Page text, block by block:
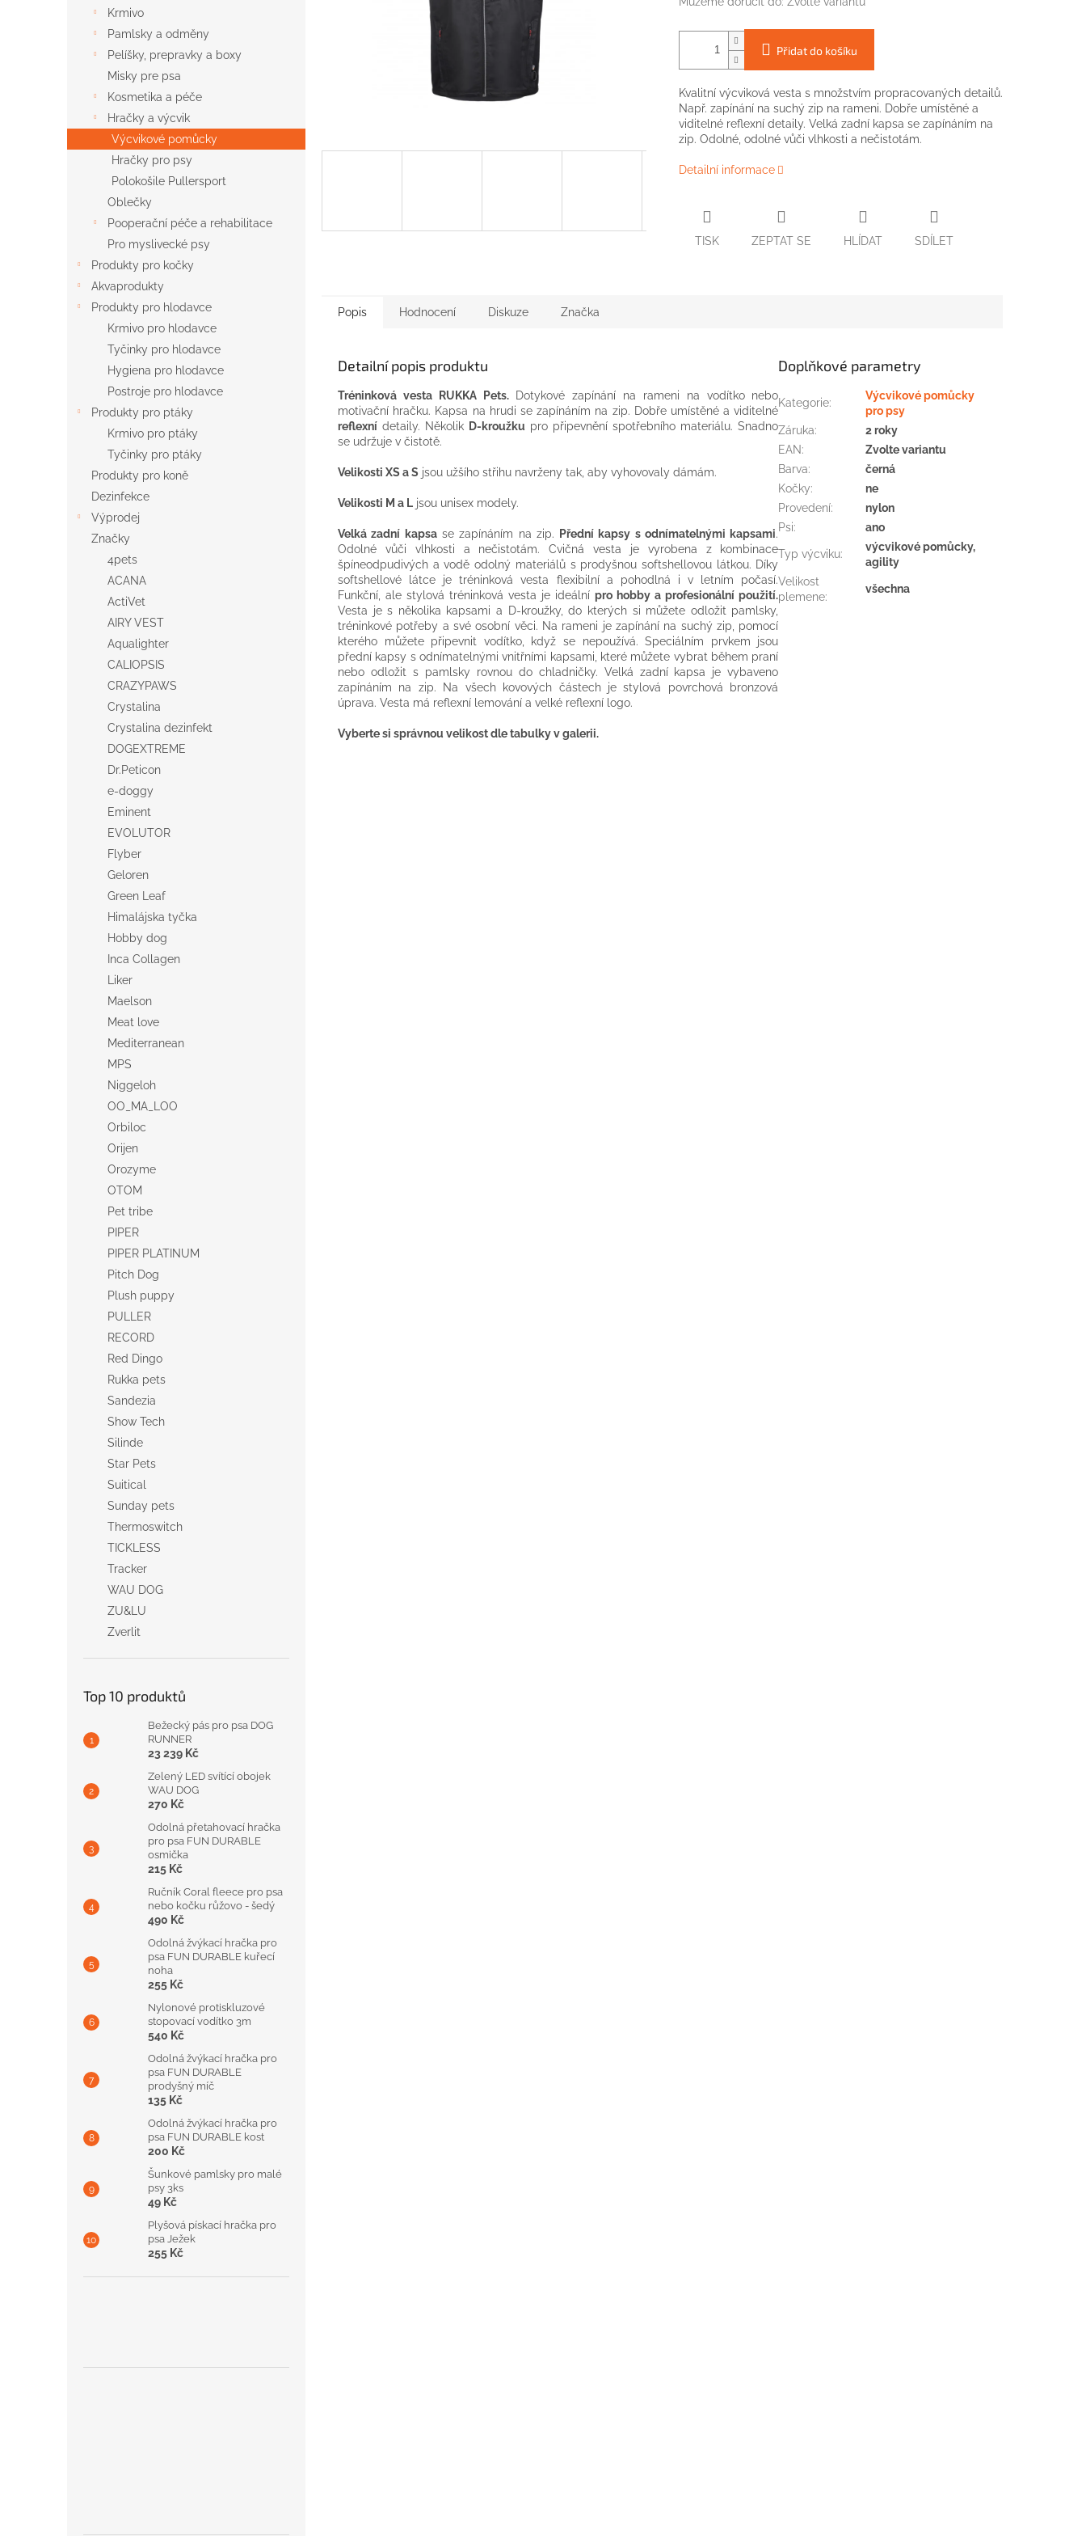
Krmivo
Pamlsky a odměny
Pelíšky, prepravky a boxy
Misky pre psa
Kosmetika a péče
Hračky a výcvik
Výcvikové pomůcky
Hračky pro psy
Polokošile Pullersport
Oblečky
Pooperační péče a rehabilitace
Pro myslivecké psy
Produkty pro kočky
Akvaprodukty
Produkty pro hlodavce
Krmivo pro hlodavce
Tyčinky pro hlodavce
Hygiena pro hlodavce
Postroje pro hlodavce
Produkty pro ptáky
Krmivo pro ptáky
Tyčinky pro ptáky
Produkty pro koně
Dezinfekce
Výprodej
Značky
4pets
ACANA
ActiVet
AIRY VEST
Aqualighter
CALIOPSIS
CRAZYPAWS
Crystalina
Crystalina dezinfekt
DOGEXTREME
Dr.Peticon
e-doggy
Eminent
EVOLUTOR
Flyber
Geloren
Green Leaf
Himalájska tyčka
Hobby dog
Inca Collagen
Liker
Maelson
Meat love
Mediterranean
MPS
Niggeloh
OO_MA_LOO
Orbiloc
Orijen
Orozyme
OTOM
Pet tribe
PIPER
PIPER PLATINUM
Pitch Dog
Plush puppy
PULLER
RECORD
Red Dingo
Rukka pets
Sandezia
Show Tech
Silinde
Star Pets
Suitical
Sunday pets
Thermoswitch
TICKLESS
Tracker
WAU DOG
ZU&LU
Zverlit
Top 10 produktů
Bežecký pás pro psa DOG
RUNNER
23 239 Kč
Zelený LED svítící obojek
WAU DOG
270 Kč
Odolná přetahovací hračka
pro psa FUN DURABLE
osmička
215 Kč
Ručník Coral fleece pro psa
nebo kočku růžovo - šedý
490 Kč
Odolná žvýkací hračka pro
psa FUN DURABLE kuřecí
noha
255 Kč
Nylonové protiskluzové
stopovací vodítko 3m
540 Kč
Odolná žvýkací hračka pro
psa FUN DURABLE
prodyšný míč
135 Kč
Odolná žvýkací hračka pro
psa FUN DURABLE kost
200 Kč
Šunkové pamlsky pro malé
psy 3ks
49 Kč
Plyšová pískací hračka pro
psa Ježek
255 Kč
Přidat do košíku
Kvalitní výcviková vesta s množstvím propracovaných detailů.
Např. zapínání na suchý zip na rameni. Dobře umístěné a
viditelné reflexní detaily. Velká zadní kapsa se zapínáním na
zip. Odolné, odolné vůči vlhkosti a nečistotám.
Detailní informace
TISK ZEPTAT SE HLÍDAT SDÍLET
Popis Hodnocení Diskuze Značka
Detailní popis produktu
Tréninková vesta RUKKA Pets.Dotykové zapínání na rameni na vodítko nebo
motivační hračku. Kapsa na hrudi se zapínáním na zip. Dobře umístěné a viditelné
reflexní detaily. Několik D-kroužku pro připevnění spotřebního materiálu. Snadno
se udržuje v čistotě.
Velikosti XS a S jsou užšího střihu navrženy tak, aby vyhovovaly dámám.
Velikosti M a L jsou unisex modely.
Velká zadní kapsase zapínáním na zip. Přední kapsy s odnímatelnými kapsami.
Odolné vůči vlhkosti a nečistotám. Cvičná vesta je vyrobena z kombinace
špíneodpudivých a vodě odolný materiálů s prodyšnou softshellovou látkou. Díky
softshellové látce je tréninková vesta flexibilní a pohodlná i v letním počasí.
Funkční, ale stylová tréninková vesta je ideálnípro hobby a profesionální použití.
Vesta je s několika kapsami a D-kroužky, do kterých si můžete odložit pamlsky,
tréninkové potřeby a své osobní věci. Na rameni je zapínání na suchý zip, pomocí
kterého můžete připevnit vodítko, když se nepoužívá. Speciálním prvkem jsou
přední kapsy s odnímatelnými vnitřními kapsami, které můžete vybrat během praní
nebo odložit s pamlsky rovnou do chladničky. Velká zadní kapsa je vybaveno
zapínáním na zip. Na všech kovových částech je stylová povrchová bronzová
úprava. Vesta má reflexní lemování a velké reflexní logo.
Vyberte si správnou velikost dle tabulky v galerii.
Doplňkové parametry
Kategorie:
Výcvikové pomůcky
pro psy
Záruka:
2 roky
EAN:
Zvolte variantu
Barva:
černá
Kočky:
ne
Provedení:
nylon
Psi: ano
Typ výcviku:
výcvikové pomůcky,
agility
Velikost
plemene:
všechna